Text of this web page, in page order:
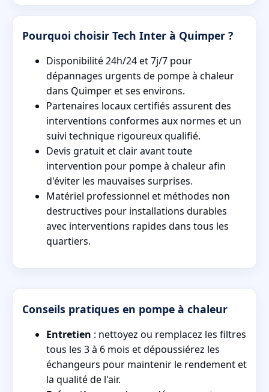
Pourquoi choisir Tech Inter à Quimper ?
Disponibilité 24h/24 et 7j/7 pour
dépannages urgents de pompe à chaleur
dans Quimper et ses environs.
Partenaires locaux certifiés assurent des
interventions conformes aux normes et un
suivi technique rigoureux qualifié.
Devis gratuit et clair avant toute
intervention pour pompe à chaleur afin
d'éviter les mauvaises surprises.
Matériel professionnel et méthodes non
destructives pour installations durables
avec interventions rapides dans tous les
quartiers.
Conseils pratiques en pompe à chaleur
Entretien : nettoyez ou remplacez les filtres
tous les 3 à 6 mois et dépoussiérez les
échangeurs pour maintenir le rendement et
la qualité de l'air.